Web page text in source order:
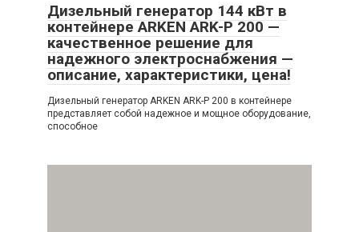
Дизельный генератор 144 кВт в
контейнере ARKEN ARK-P 200 —
качественное решение для
надежного электроснабжения —
описание, характеристики, цена!
Дизельный генератор ARKEN ARK-P 200 в контейнере
представляет собой надежное и мощное оборудование,
способное